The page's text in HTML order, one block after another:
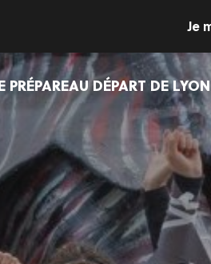
PRÉPAREAU DÉPART DE LYON
Je